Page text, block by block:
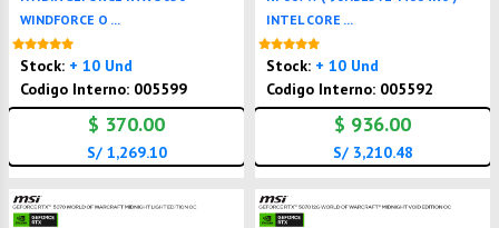
WINDFORCE O ...
Stock: + 10 Und
Codigo Interno: 005599
$ 370.00
S/ 1,269.10
INTEL CORE ...
Stock: + 10 Und
Codigo Interno: 005592
$ 936.00
S/ 3,210.48